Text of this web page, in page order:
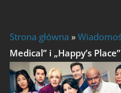
Strona główna »
Medical” i „Happy’s